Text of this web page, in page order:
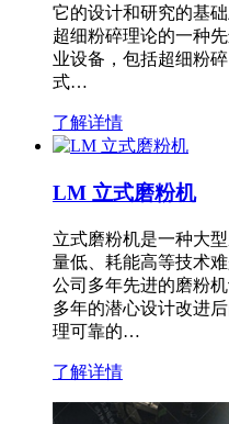
它的设计和研究的基
超细粉碎理论的一种
业设备，包括超细粉
式…
了解详情
LM 立式磨粉机
立式磨粉机是一种大
量低、耗能高等技术
公司多年先进的磨粉
多年的潜心设计改进
理可靠的…
了解详情